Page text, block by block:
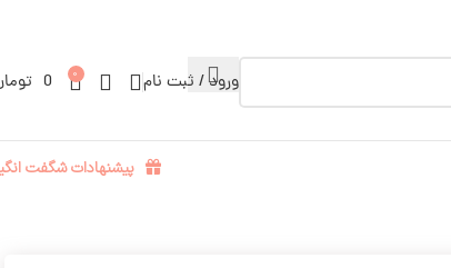
ورود / ثبت نام 0
0
پیشنهادات شگفت